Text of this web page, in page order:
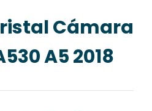
Cámara
A5 2018